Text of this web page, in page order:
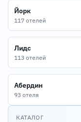
Йорк
117 отелей
Лидс
113 отелей
Абердин
93 отеля
КАТАЛОГ